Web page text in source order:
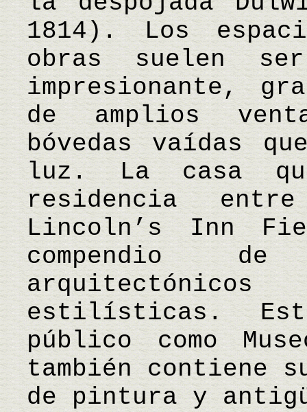
1814). Los
obras suelen
impresionante,
de amplios
bóvedas vaídas
luz. La casa
residencia
Lincoln’s Inn
compendio
estilísticas.
público como
también contiene
de pintura y